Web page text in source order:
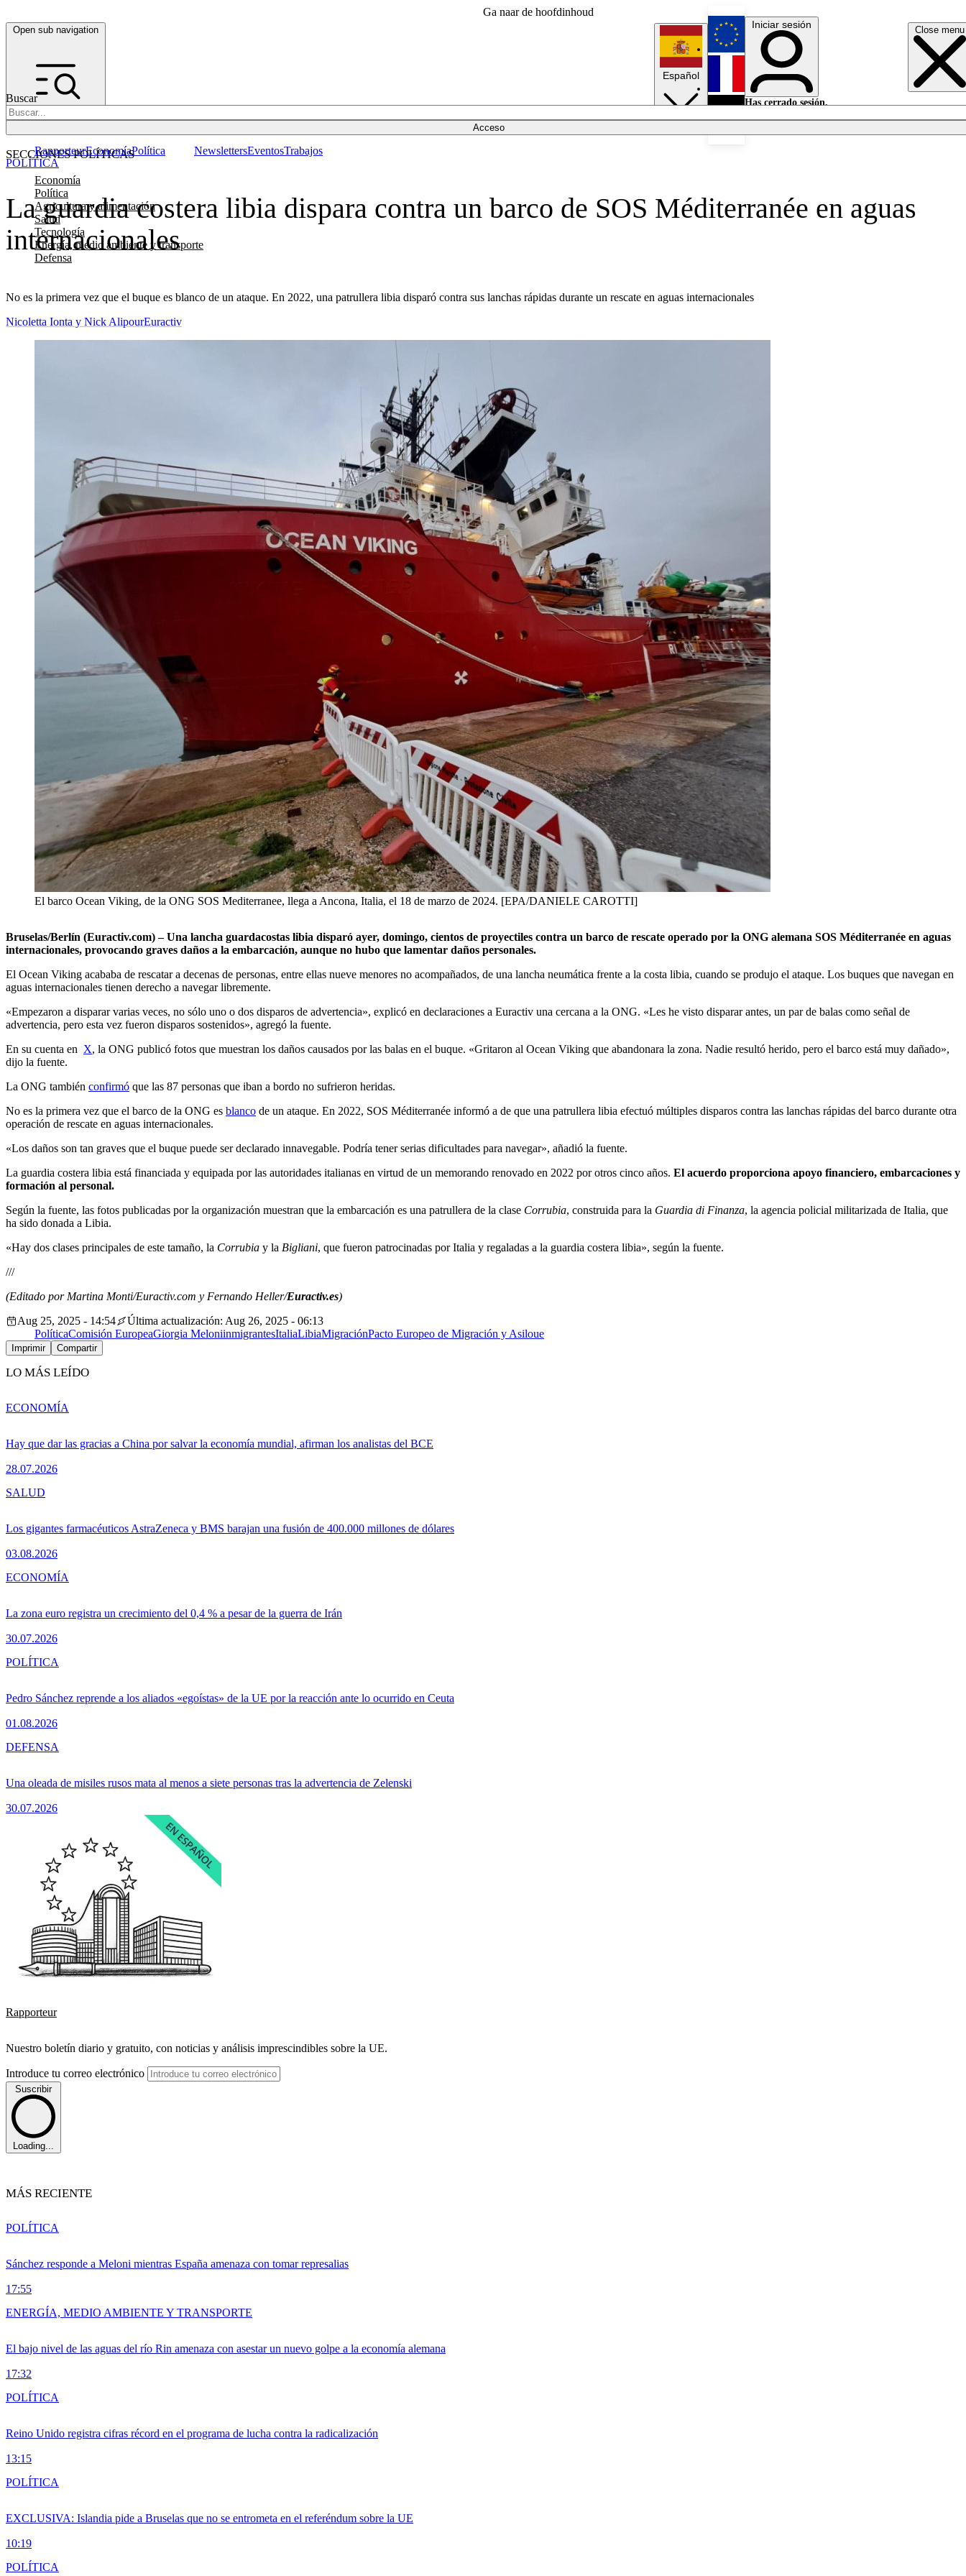
Ga naar de hoofdinhoud
Open sub navigation Close menu
Buscar
Acceso
SECCIONES POLÍTICAS
Economía
Política
Agricultura y alimentación
Salud
Tecnología
Energía, medio ambiente y transporte
Defensa
RapporteurEconomíaPolítica NewslettersEventosTrabajos
Español
English
Français
Iniciar sesión
Has cerrado sesión.
La guardia costera libia dispara contra un barco de SOS Méditerranée en aguas
internacionales
No es la primera vez que el buque es blanco de un ataque. En 2022, una patrullera libia disparó contra sus lanchas rápidas durante un rescate en aguas internacionales
POLÍTICA
Nicoletta Ionta y Nick AlipourEuractiv
El barco Ocean Viking, de la ONG SOS Mediterranee, llega a Ancona, Italia, el 18 de marzo de 2024. [EPA/DANIELE CAROTTI]
Bruselas/Berlín (Euractiv.com) –Una lancha guardacostas libia disparó ayer, domingo, cientos de proyectiles contra un barco de rescate operado por la ONG alemana SOS Méditerranée en aguas
internacionales, provocando graves daños a la embarcación, aunque no hubo que lamentar daños personales.
El Ocean Viking acababa de rescatar a decenas de personas, entre ellas nueve menores no acompañados, de una lancha neumática frente a la costa libia, cuando se produjo el ataque. Los buques que navegan en
aguas internacionales tienen derecho a navegar libremente.
«Empezaron a disparar varias veces, no sólo uno o dos disparos de advertencia», explicó en declaraciones a Euractiv una cercana a la ONG. «Les he visto disparar antes, un par de balas como señal de
advertencia, pero esta vez fueron disparos sostenidos», agregó la fuente.
En su cuenta en X, la ONG publicó fotos que muestran los daños causados por las balas en el buque. «Gritaron al Ocean Viking que abandonara la zona. Nadie resultó herido, pero el barco está muy dañado»,
dijo la fuente.
La ONG también confirmó que las 87 personas que iban a bordo no sufrieron heridas.
No es la primera vez que el barco de la ONG es blanco de un ataque. En 2022, SOS Méditerranée informó a de que una patrullera libia efectuó múltiples disparos contra las lanchas rápidas del barco durante otra
operación de rescate en aguas internacionales.
«Los daños son tan graves que el buque puede ser declarado innavegable. Podría tener serias dificultades para navegar», añadió la fuente.
La guardia costera libia está financiada y equipada por las autoridades italianas en virtud de un memorando renovado en 2022 por otros cinco años. El acuerdo proporciona apoyo financiero, embarcaciones y
formación al personal.
Según la fuente, las fotos publicadas por la organización muestran que la embarcación es una patrullera de la clase Corrubia, construida para la Guardia di Finanza, la agencia policial militarizada de Italia, que
ha sido donada a Libia.
«Hay dos clases principales de este tamaño, la Corrubia y la Bigliani, que fueron patrocinadas por Italia y regaladas a la guardia costera libia», según la fuente.
///
(Editado por Martina Monti/Euractiv.com y Fernando Heller/Euractiv.es)
Aug 25, 2025 - 14:54
Última actualización: Aug 26, 2025 - 06:13
PolíticaComisión EuropeaGiorgia MeloniinmigrantesItaliaLibiaMigraciónPacto Europeo de Migración y Asiloue
Imprimir Compartir
LO MÁS LEÍDO
Hay que dar las gracias a China por salvar la economía mundial, afirman los analistas del BCE
28.07.2026
ECONOMÍA
Los gigantes farmacéuticos AstraZeneca y BMS barajan una fusión de 400.000 millones de dólares
03.08.2026
SALUD
La zona euro registra un crecimiento del 0,4 % a pesar de la guerra de Irán
30.07.2026
ECONOMÍA
Pedro Sánchez reprende a los aliados «egoístas» de la UE por la reacción ante lo ocurrido en Ceuta
01.08.2026
POLÍTICA
Una oleada de misiles rusos mata al menos a siete personas tras la advertencia de Zelenski
30.07.2026
DEFENSA
Rapporteur
Nuestro boletín diario y gratuito, con noticias y análisis imprescindibles sobre la UE.
Introduce tu correo electrónico
Suscribir
Loading...
MÁS RECIENTE
Sánchez responde a Meloni mientras España amenaza con tomar represalias
17:55
POLÍTICA
El bajo nivel de las aguas del río Rin amenaza con asestar un nuevo golpe a la economía alemana
17:32
ENERGÍA, MEDIO AMBIENTE Y TRANSPORTE
Reino Unido registra cifras récord en el programa de lucha contra la radicalización
13:15
POLÍTICA
EXCLUSIVA: Islandia pide a Bruselas que no se entrometa en el referéndum sobre la UE
10:19
POLÍTICA
POLÍTICA